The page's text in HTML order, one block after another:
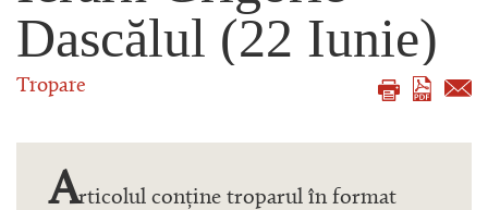
Dascălul (22 Iunie)
Tropare
Articolul conține troparul în format